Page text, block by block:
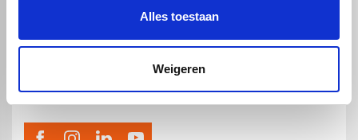
Alles toestaan
Weigeren
mail